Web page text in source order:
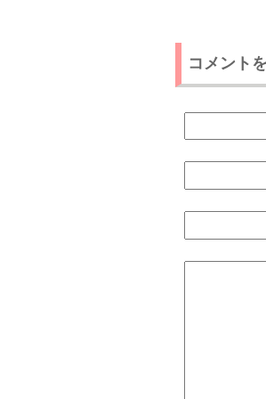
コメント